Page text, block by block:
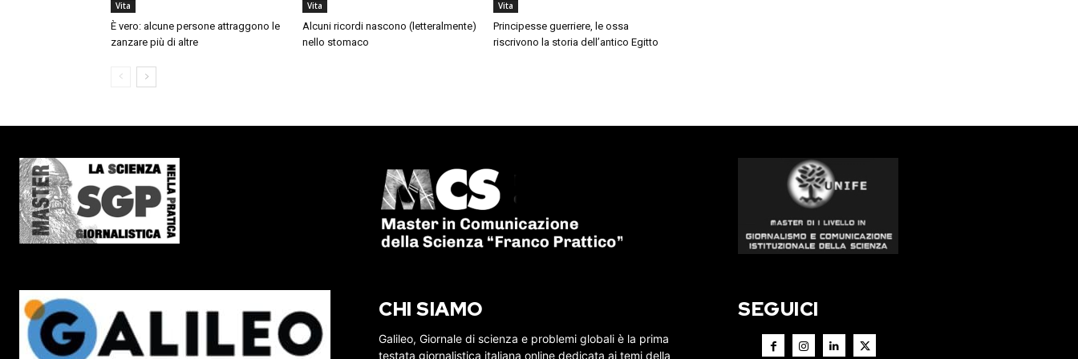
Vita
È vero: alcune persone attraggono le
zanzare più di altre
Vita
Alcuni ricordi nascono (letteralmente)
nello stomaco
Vita
Principesse guerriere, le ossa
riscrivono la storia dell’antico Egitto
CHI SIAMO
Galileo, Giornale di scienza e problemi globali è la prima
testata giornalistica italiana online dedicata ai temi della
SEGUICI